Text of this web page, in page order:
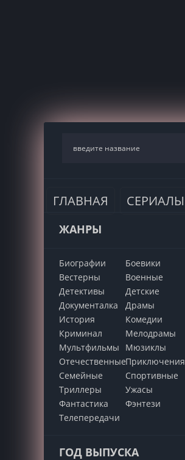
ГЛАВНАЯ СЕРИАЛЫ
ЖАНРЫ
Биографии
Боевики
Вестерны
Военные
Детективы
Детские
Документалка
Драмы
История
Комедии
Криминал
Мелодрамы
Мультфильмы
Мюзиклы
ОтечественныеПриключения
Семейные
Cпортивные
Триллеры
Ужасы
Фантастика
Фэнтези
Телепередачи
ГОД ВЫПУСКА